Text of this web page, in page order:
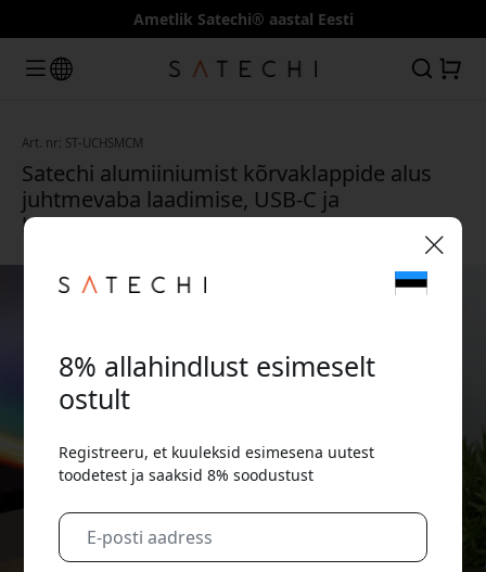
Ametlik Satechi® aastal Eesti
Art. nr: ST-UCHSMCM
Satechi alumiiniumist kõrvaklappide alus
juhtmevaba laadimise, USB-C ja
kaablihaldusega lauale - Kosmosehall
8% allahindlust esimeselt
ostult
Registreeru, et kuuleksid esimesena uutest
toodetest ja saaksid 8% soodustust
🎉 Sinu sooduskood:
Kasuta seda koodi kassas, et saada 8%
allahindlust.